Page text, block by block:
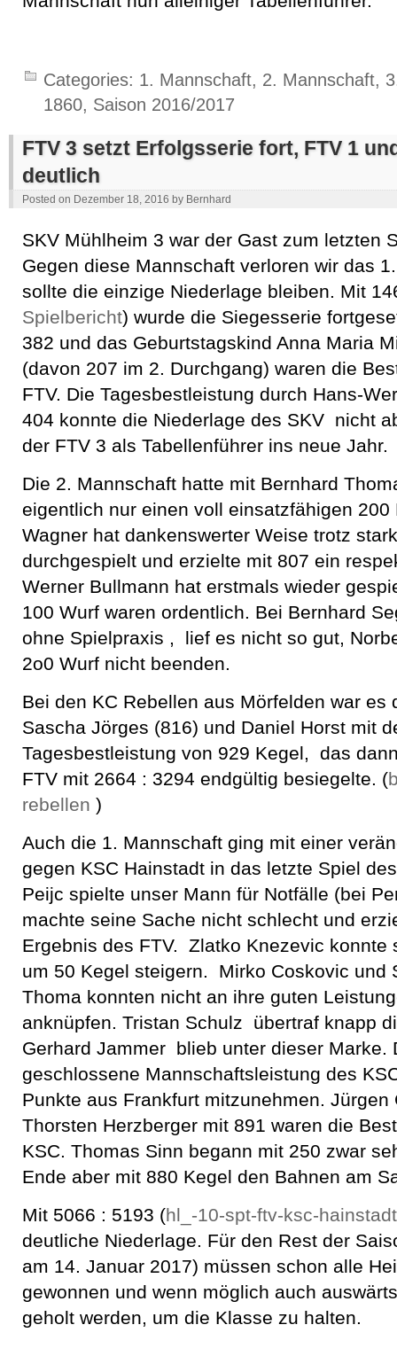
Categories: 1. Mannschaft, 2. Mannschaft,
1860, Saison 2016/2017
FTV 3 setzt Erfolgsserie fort, FTV 1
deutlich
Posted on Dezember 18, 2016 by Bernhard
SKV Mühlheim 3 war der Gast zum letzten
Gegen diese Mannschaft verloren wir das
sollte die einzige Niederlage bleiben. Mit
Spielbericht) wurde die Siegesserie
382 und das Geburtstagskind Anna Maria
(davon 207 im 2. Durchgang) waren die
FTV. Die Tagesbestleistung durch Hans-
404 konnte die Niederlage des SKV nicht
der FTV 3 als Tabellenführer ins neue Jahr.
Die 2. Mannschaft hatte mit Bernhard
eigentlich nur einen voll einsatzfähigen 200
Wagner hat dankenswerter Weise trotz
durchgespielt und erzielte mit 807 ein
Werner Bullmann hat erstmals wieder
100 Wurf waren ordentlich. Bei Bernhard
ohne Spielpraxis , lief es nicht so gut,
2o0 Wurf nicht beenden.
Bei den KC Rebellen aus Mörfelden war es
Sascha Jörges (816) und Daniel Horst mit
Tagesbestleistung von 929 Kegel, das
FTV mit 2664 : 3294 endgültig besiegelte. (
rebellen )
Auch die 1. Mannschaft ging mit einer
gegen KSC Hainstadt in das letzte Spiel
Peijc spielte unser Mann für Notfälle (bei
machte seine Sache nicht schlecht und
Ergebnis des FTV. Zlatko Knezevic konnte
um 50 Kegel steigern. Mirko Coskovic und
Thoma konnten nicht an ihre guten
anknüpfen. Tristan Schulz übertraf knapp
Gerhard Jammer blieb unter dieser
geschlossene Mannschaftsleistung des
Punkte aus Frankfurt mitzunehmen. Jürgen
Thorsten Herzberger mit 891 waren die
KSC. Thomas Sinn begann mit 250 zwar
Ende aber mit 880 Kegel den Bahnen am
Mit 5066 : 5193 (hl_-10-spt-ftv-ksc-hainstadt
deutliche Niederlage. Für den Rest der
am 14. Januar 2017) müssen schon alle
gewonnen und wenn möglich auch
geholt werden, um die Klasse zu halten.